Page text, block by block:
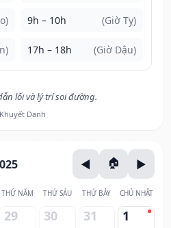
9h – 10h (Giờ Tỵ)
17h – 18h (Giờ Dậu)
lối và lý trí soi đường.
Danh
THỨ NĂM THỨ SÁU THỨ BẢY CHỦ NHẬT
29 30 31 1